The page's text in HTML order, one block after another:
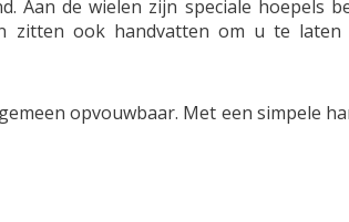
Aan de wielen zijn speciale
zitten ook handvatten om u te
opvouwbaar. Met een simpele